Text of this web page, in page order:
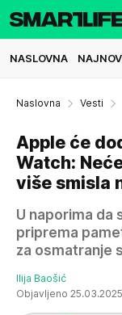
NASLOVNA
Naslovna Vesti
Apple će
Watch:
više smisla
U naporima da
priprema
za osmatranje
Ilija Baošić
Objavljeno